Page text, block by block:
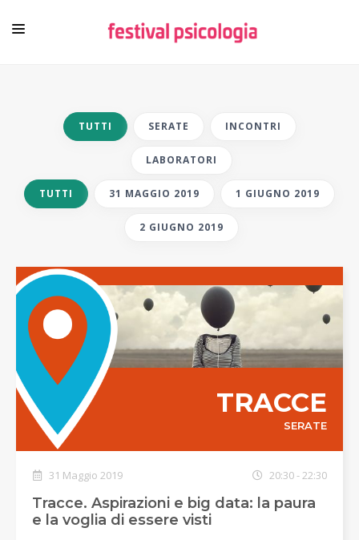
PROGRAMMA
PROTAGONISTI
EBOOK
PSICOLOGI
TUTTI SERATE INCONTRI
LABORATORI
TUTTI 31 MAGGIO 2019 1 GIUGNO 2019
2 GIUGNO 2019
TRACCE
SERATE
31 Maggio 2019 20:30 - 22:30
Tracce. Aspirazioni e big data: la paura
e la voglia di essere visti